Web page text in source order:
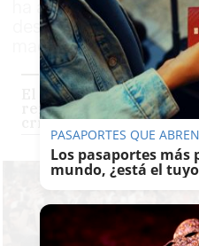
ha adaptado un buggy
desplazamientos del
madrileño
El Papa, en el
reivindica la acogida
critica el aborto
PASAPORTES QUE
Los pasaportes más
mundo, ¿está el